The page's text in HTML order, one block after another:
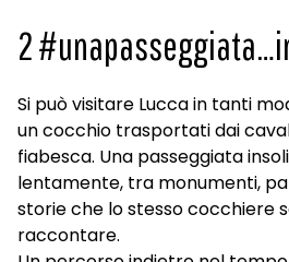
2
Si può visitare Lucca in tanti
un cocchio trasportati dai
fiabesca. Una passeggiata
lentamente, tra monumenti,
storie che lo stesso cocchiere
raccontare.